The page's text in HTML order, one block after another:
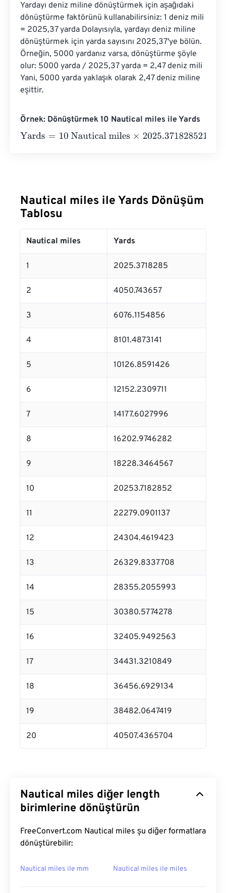
Yardayı deniz miline dönüştürmek için aşağıdaki
dönüştürme faktörünü kullanabilirsiniz: 1 deniz mili
= 2025,37 yarda Dolayısıyla, yardayı deniz miline
dönüştürmek için yarda sayısını 2025,37'ye bölün.
Örneğin, 5000 yardanız varsa, dönüştürme şöyle
olur: 5000 yarda / 2025,37 yarda = 2,47 deniz mili
Yani, 5000 yarda yaklaşık olarak 2,47 deniz miline
eşittir.
Örnek: Dönüştürmek 10 Nautical miles ile Yards
Yards= 10 Nautical miles ×2025.3718285214=
Nautical miles ile Yards Dönüşüm
Tablosu
Nautical miles Yards
1 2025.3718285
2 4050.743657
3 6076.1154856
4 8101.4873141
5 10126.8591426
6 12152.2309711
7 14177.6027996
8 16202.9746282
9 18228.3464567
10 20253.7182852
11 22279.0901137
12 24304.4619423
13 26329.8337708
14 28355.2055993
15 30380.5774278
16 32405.9492563
17 34431.3210849
18 36456.6929134
19 38482.0647419
20 40507.4365704
Nautical miles diğer length
birimlerine dönüştürün
FreeConvert.com Nautical miles şu diğer formatlara
dönüştürebilir:
Nautical miles ile mm Nautical miles ile miles